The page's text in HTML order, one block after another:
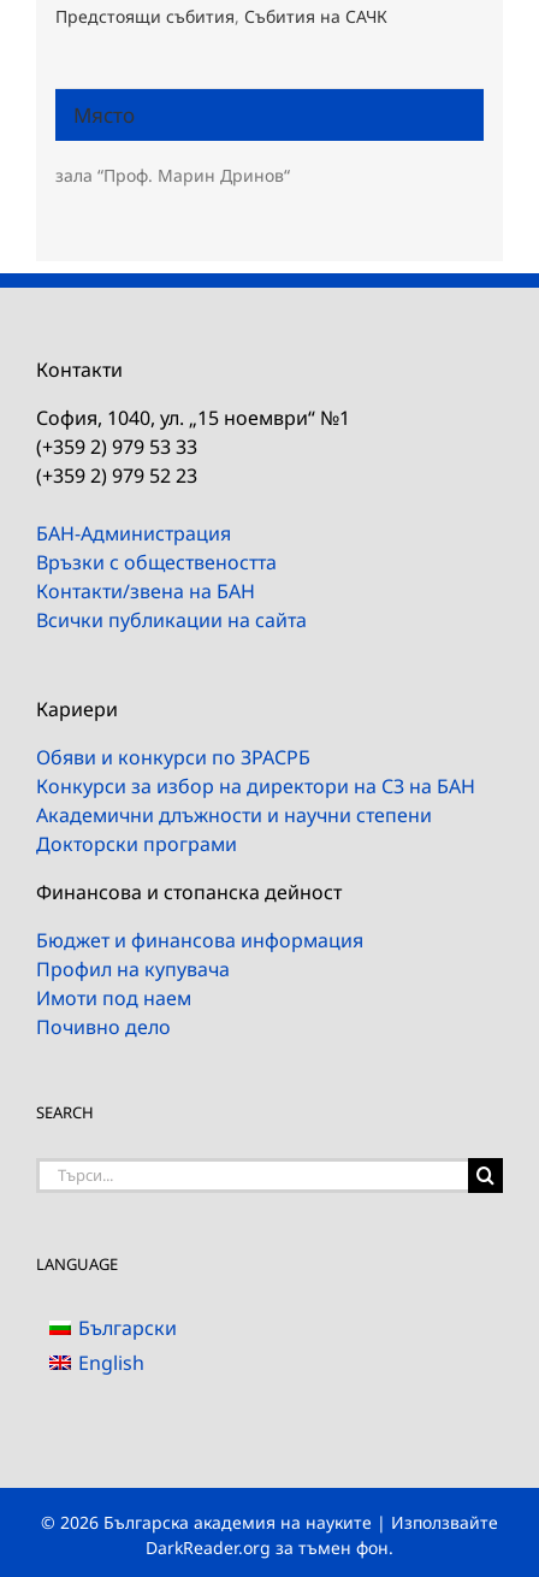
Предстоящи събития, Събития на САЧК
Място
зала “Проф. Марин Дринов“
Контакти
София, 1040, ул. „15 ноември“ №1
(+359 2) 979 53 33
(+359 2) 979 52 23
БАН-Администрация
Връзки с обществеността
Контакти/звена на БАН
Всички публикации на сайта
Кариери
Обяви и конкурси по ЗРАСРБ
Конкурси за избор на директори на СЗ на БАН
Академични длъжности и научни степени
Докторски програми
Финансова и стопанска дейност
Бюджет и финансова информация
Профил на купувача
Имоти под наем
Почивно дело
SEARCH
Търсене
LANGUAGE
Български
English
© 2026 Българска академия на науките | Използвайте
DarkReader.org за тъмен фон.